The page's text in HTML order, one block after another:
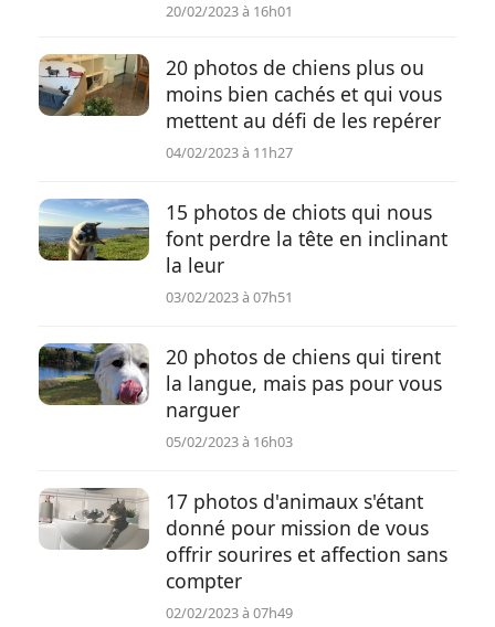
20/02/2023 à 16h01
20 photos de chiens plus ou
moins bien cachés et qui vous
mettent au défi de les repérer
04/02/2023 à 11h27
15 photos de chiots qui nous
font perdre la tête en inclinant
la leur
03/02/2023 à 07h51
20 photos de chiens qui tirent
la langue, mais pas pour vous
narguer
05/02/2023 à 16h03
17 photos d'animaux s'étant
donné pour mission de vous
offrir sourires et affection sans
compter
02/02/2023 à 07h49